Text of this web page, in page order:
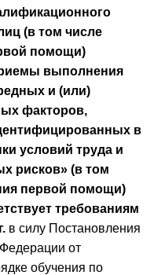
(в том числе
помощи)
выполнения
и (или)
факторов,
в
условий труда и
рисков» (в том
первой помощи)
требованиям
в силу Постановления
от
обучения по